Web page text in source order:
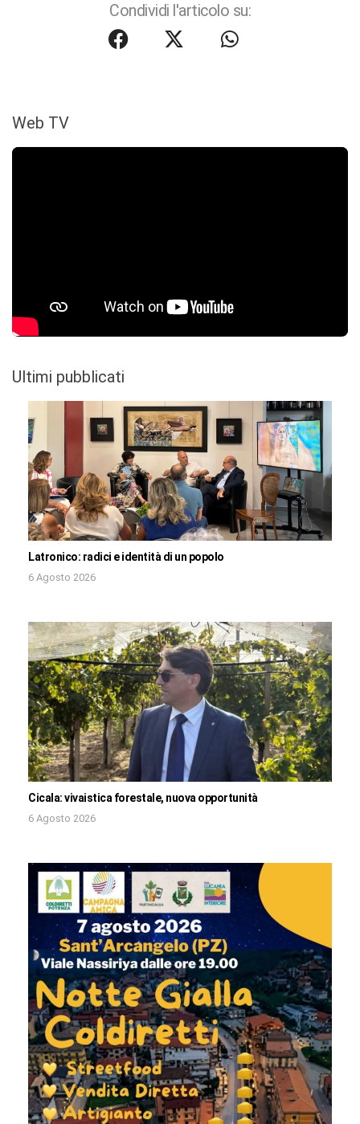
Condividi l'articolo su:
Web TV
Ultimi pubblicati
Latronico: radici e identità di un popolo
6 Agosto 2026
Cicala: vivaistica forestale, nuova opportunità
6 Agosto 2026